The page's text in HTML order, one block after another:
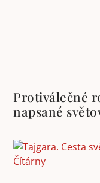
Protiválečné
napsané